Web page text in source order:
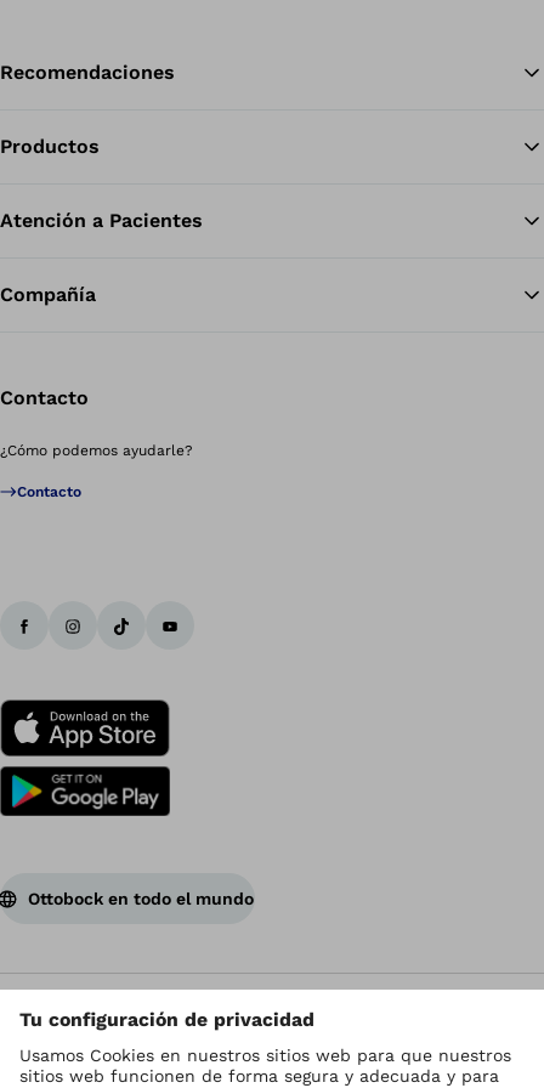
Recomendaciones
Productos
Atención a Pacientes
Compañía
Contacto
¿Cómo podemos ayudarle?
Contacto
Ottobock en todo el mundo
Configuración de cookies